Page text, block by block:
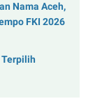
Nama Aceh,
FKI 2026
Terpilih